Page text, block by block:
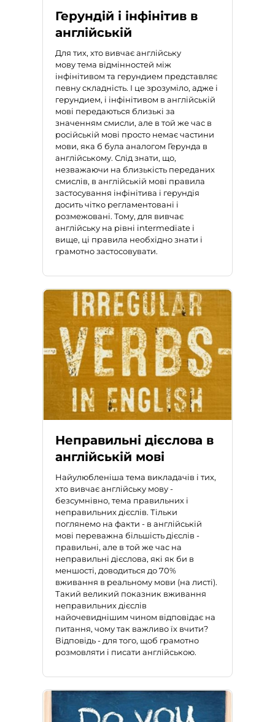
Герундій і інфінітив в
англійській
Для тих, хто вивчає англійську
мовутема відмінностей між
інфінітивом та герундием представляє
певну складність. І це зрозуміло, адже і
герундием, і інфінітивом в англійській
мові передаються близькі за
значенням смисли, але в той же час в
російській мові просто немає частини
мови, яка б була аналогом Герунда в
англійському. Слід знати, що,
незважаючи на близькість переданих
смислів, в англійській мові правила
застосування інфінітива і герундія
досить чітко регламентовані і
розмежовані. Тому, для вивчає
англійську на рівні intermediate і
вище, ці правила необхідно знати і
грамотно застосовувати.
Неправильні дієслова в
англійській мові
Найулюбленіша тема викладачів і тих,
хто вивчає англійську мову -
безсумнівно, тема правильних і
неправильних дієслів. Тільки
поглянемо на факти - в англійській
мові переважна більшість дієслів -
правильні, але в той же час на
неправильні дієслова, які як би в
меншості, доводиться до 70%
вживання в реальному мови (на листі).
Такий великий показник вживання
неправильних дієслів
найочевиднішим чином відповідає на
питання, чому так важливо їх вчити?
Відповідь - для того, щоб грамотно
розмовляти і писати англійською.